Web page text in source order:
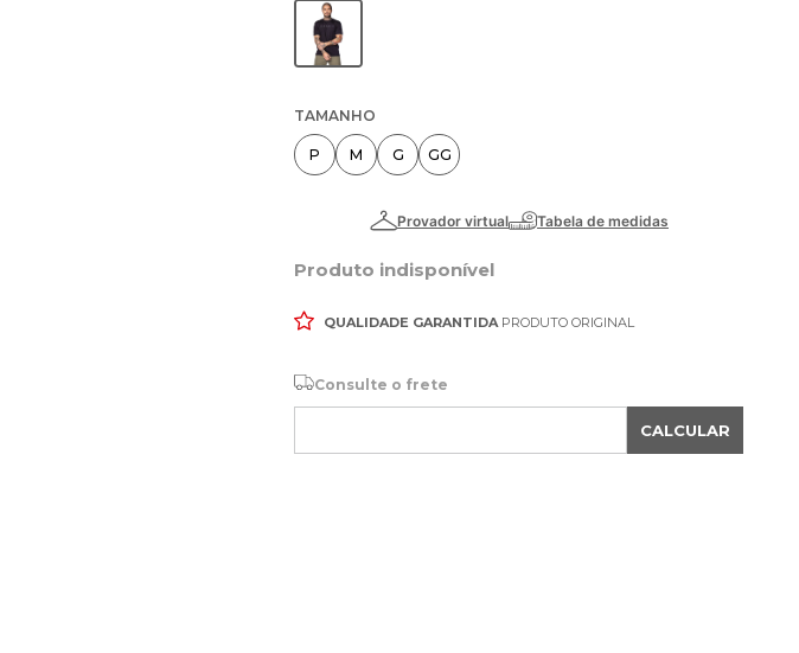
TAMANHO
P M G GG
Produto indisponível
QUALIDADE GARANTIDAPRODUTO ORIGINAL
Consulte o frete
CALCULAR